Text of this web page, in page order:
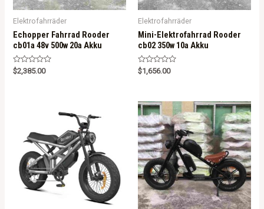
Elektrofahrräder
Echopper Fahrrad Rooder
cb01a 48v 500w 20a Akku
R
a
$2,385.00
Elektrofahrräder
Mini-Elektrofahrrad Rooder
cb02 350w 10a Akku
R
a
0
o
u
t
o
f
5
$1,656.00